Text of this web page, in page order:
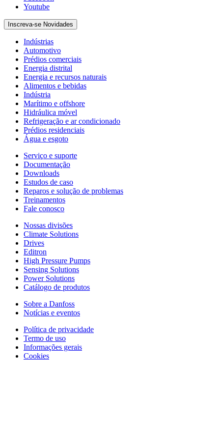
Youtube
Inscreva-se Novidades
Indústrias
Automotivo
Prédios comerciais
Energia distrital
Energia e recursos naturais
Alimentos e bebidas
Indústria
Marítimo e offshore
Hidráulica móvel
Refrigeração e ar condicionado
Prédios residenciais
Água e esgoto
Serviço e suporte
Documentação
Downloads
Estudos de caso
Reparos e solução de problemas
Treinamentos
Fale conosco
Nossas divisões
Climate Solutions
Drives
Editron
High Pressure Pumps
Sensing Solutions
Power Solutions
Catálogo de produtos
Sobre a Danfoss
Notícias e eventos
Política de privacidade
Termo de uso
Informações gerais
Cookies